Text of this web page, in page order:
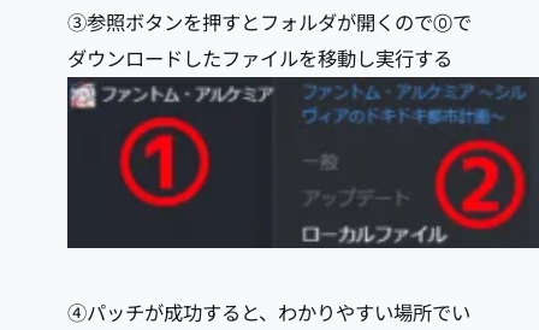
③参照ボタンを押すとフォルダが開くので⓪で
ダウンロードしたファイルを移動し実行する
④パッチが成功すると、わかりやすい場所でい